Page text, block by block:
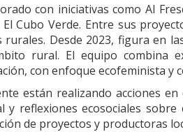
con iniciativas como Al
Cubo Verde. Entre sus
rurales. Desde 2023, figura en
rural. El equipo combina
con enfoque ecofeminista y
están realizando acciones
y reflexiones ecosociales
de proyectos y productoras